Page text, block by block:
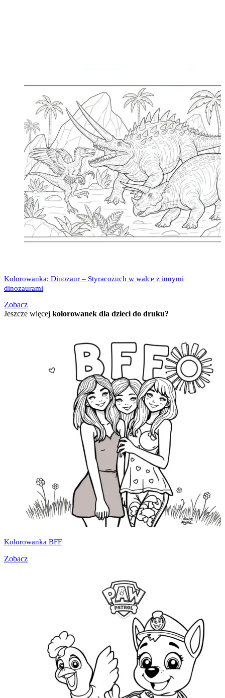
Kolorowanka: Dinozaur – Styracozuch w walce z innymi
dinozaurami
Zobacz
Jeszcze więcej kolorowanek dla dzieci do druku?
Kolorowanka BFF
Zobacz